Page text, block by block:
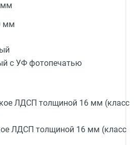
мм
мм
с УФ фотопечатью
ЛДСП толщиной 16 мм (класс
ЛДСП толщиной 16 мм (класс